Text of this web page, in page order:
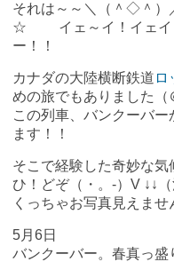
それは～～＼（＾◇＾）
☆ イェ～イ！イェイ
ー！！
カナダの大陸横断鉄道 ロ
めの旅でもありました（
この列車、バンクーバ
ます！！
そこで経験した奇妙な
ひ！どぞ（・。-）V ↓↓
くっちゃお写真見えま
5月6日
バンクーバー。春真っ盛